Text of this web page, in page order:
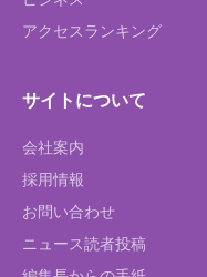
アクセスランキング
サイトについて
会社案内
採用情報
お問い合わせ
ニュース読者投稿